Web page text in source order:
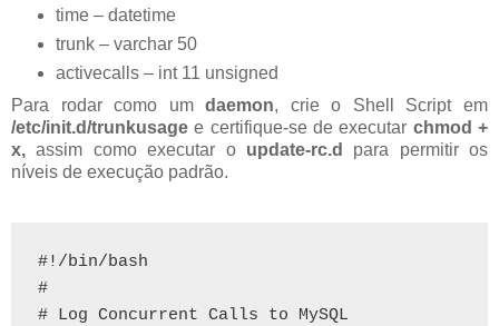
time – datetime
trunk – varchar 50
activecalls – int 11 unsigned
Para rodar como umdaemon, crie o Shell Script em
/etc/init.d/trunkusage e certifique-se de executar chmod +
x,assim como executar oupdate-rc.d
para permitir os
níveis de execução padrão.
#!/bin/bash
#
# Log Concurrent Calls to MySQL